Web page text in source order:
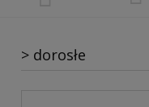
> dorosłe